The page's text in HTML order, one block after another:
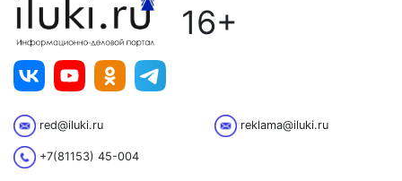
16+
red@iluki.ru reklama@iluki.ru
+7(81153) 45-004